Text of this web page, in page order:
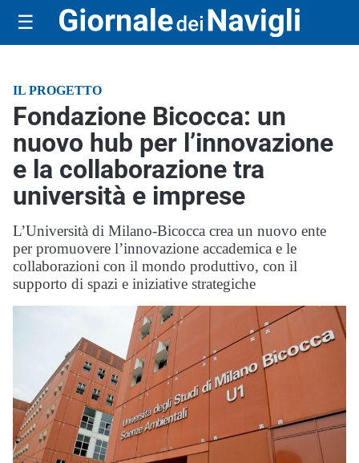
☰
IL PROGETTO
Fondazione Bicocca: un
nuovo hub per l’innovazione
e la collaborazione tra
università e imprese
L’Università di Milano-Bicocca crea un nuovo ente
per promuovere l’innovazione accademica e le
collaborazioni con il mondo produttivo, con il
supporto di spazi e iniziative strategiche